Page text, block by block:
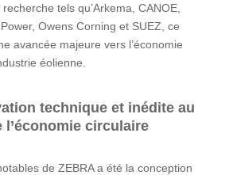
tels qu’Arkema, CANOE,
Owens Corning et SUEZ, ce
avancée majeure vers l’économie
éolienne.
technique et inédite au
l’économie circulaire
de ZEBRA a été la conception